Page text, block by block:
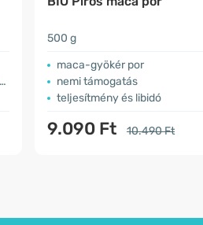
500 g
maca-gyökér por
nemi támogatás
teljesítmény és libidó
9.090 Ft 10.490 Ft